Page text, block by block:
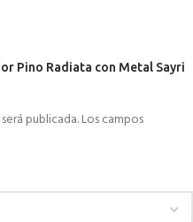
Pino Radiata con Metal Sayri
publicada.Los campos